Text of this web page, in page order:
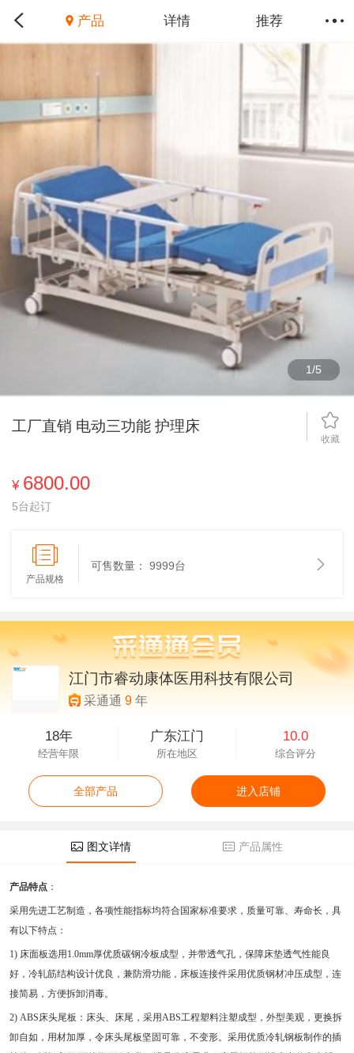
产品 详情 推荐
1/5
工厂直销 电动三功能 护理床
收藏
¥ 6800.00
5台起订
产品规格
可售数量： 9999台
江门市睿动康体医用科技有限公司
采通通9 年
18年
经营年限
广东江门
所在地区
10.0
综合评分
全部产品 进入店铺
图文详情 产品属性
产品特点：
采用先进工艺制造，各项性能指标均符合国家标准要求，质量可靠、寿命长，具
有以下特点：
1) 床面板选用 1.0mm厚优质碳钢冷板成型，并带透气孔，保障床垫透气性能良
好，冷轧筋结构设计优良，兼防滑功能，床板连接件采用优质钢材冲压成型，连
接简易，方便拆卸消毒。
2) ABS床头尾板：床头、床尾，采用ABS工程塑料注塑成型，外型美观，更换拆
卸自如，用材加厚，令床头尾板坚固可靠，不变形。采用优质冷轧钢板制作的插